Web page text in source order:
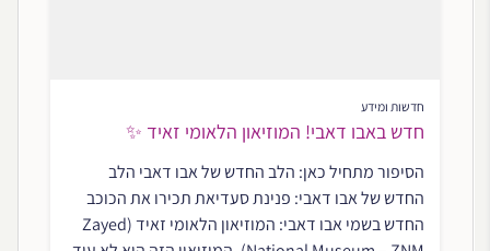
חדשות ומידע
חדש באבו דאבי! המוזיאון הלאומי זאיד ✨
הסיפור מתחיל כאן: הלב החדש של אבו דאבי הלב
החדש של אבו דאבי: פנינת סעדיאת תכירו את הכוכב
החדש בשמי אבו דאבי: המוזיאון הלאומי זאיד (Zayed